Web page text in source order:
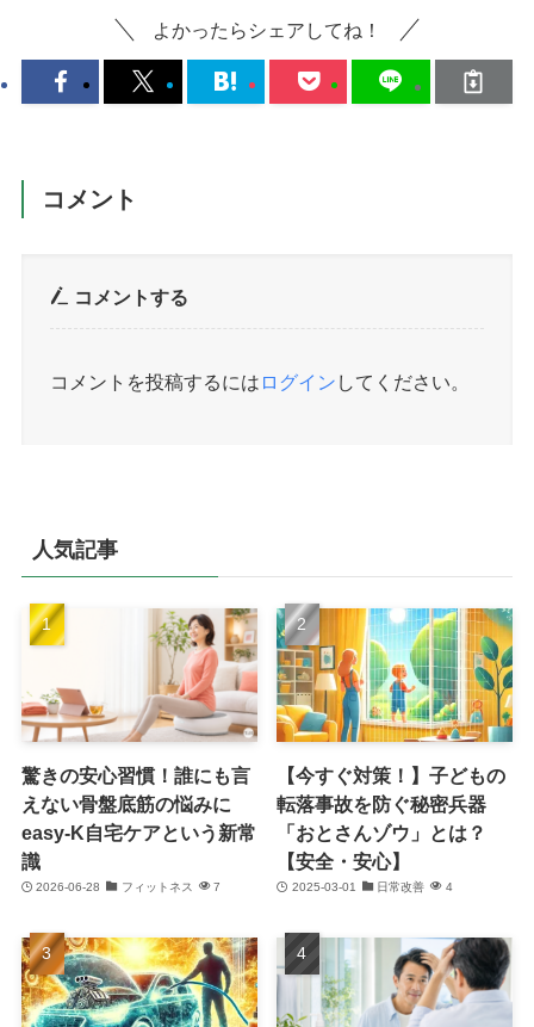
よかったらシェアしてね！
コメント
コメントする
コメントを投稿するには ログイン してください。
人気記事
驚きの安心習慣！誰にも言
えない骨盤底筋の悩みに
easy-K自宅ケアという新常
識
2026-06-28 フィットネス 7
【今すぐ対策！】子どもの
転落事故を防ぐ秘密兵器
「おとさんゾウ」とは？
【安全・安心】
2025-03-01 日常改善 4